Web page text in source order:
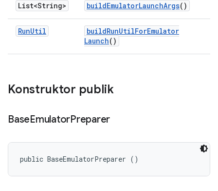
List<String> buildEmulatorLaunchArgs()
RunUtil buildRunUtilForEmulator
Launch()
Konstruktor publik
BaseEmulatorPreparer
public BaseEmulatorPreparer ()